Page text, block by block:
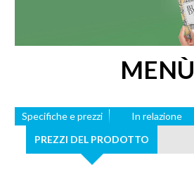
MENÙ
Specifiche e prezzi In relazione
PREZZI DEL PRODOTTO